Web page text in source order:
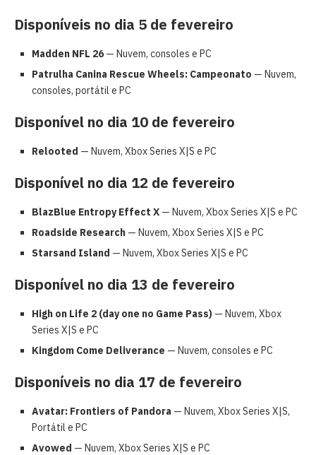
Disponíveis no dia 5 de fevereiro
Madden NFL 26— Nuvem, consoles e PC
Patrulha Canina Rescue Wheels: Campeonato — Nuvem,
consoles, portátil e PC
Disponível no dia 10 de fevereiro
Relooted — Nuvem, Xbox Series X|S e PC
Disponível no dia 12 de fevereiro
BlazBlue Entropy Effect X — Nuvem, Xbox Series X|S e PC
Roadside Research — Nuvem, Xbox Series X|S e PC
Starsand Island — Nuvem, Xbox Series X|S e PC
Disponível no dia 13 de fevereiro
High on Life 2 (day one no Game Pass) — Nuvem, Xbox
Series X|S e PC
Kingdom Come Deliverance — Nuvem, consoles e PC
Disponíveis no dia 17 de fevereiro
Avatar: Frontiers of Pandora — Nuvem, Xbox Series X|S,
Portátil e PC
Avowed — Nuvem, Xbox Series X|S e PC